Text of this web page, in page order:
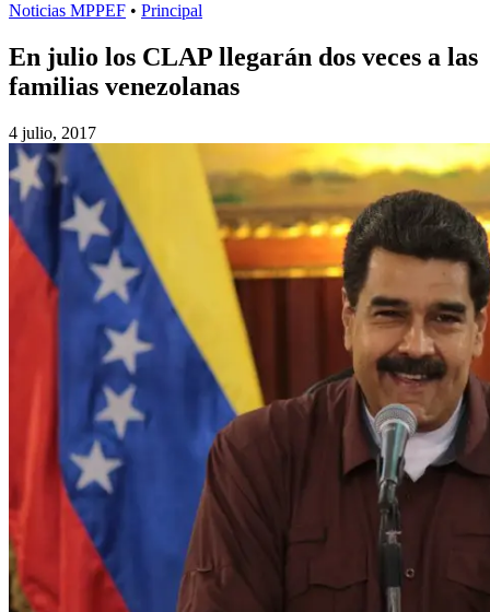
Noticias MPPEF • Principal
En julio los CLAP llegarán dos veces a las
familias venezolanas
4 julio, 2017